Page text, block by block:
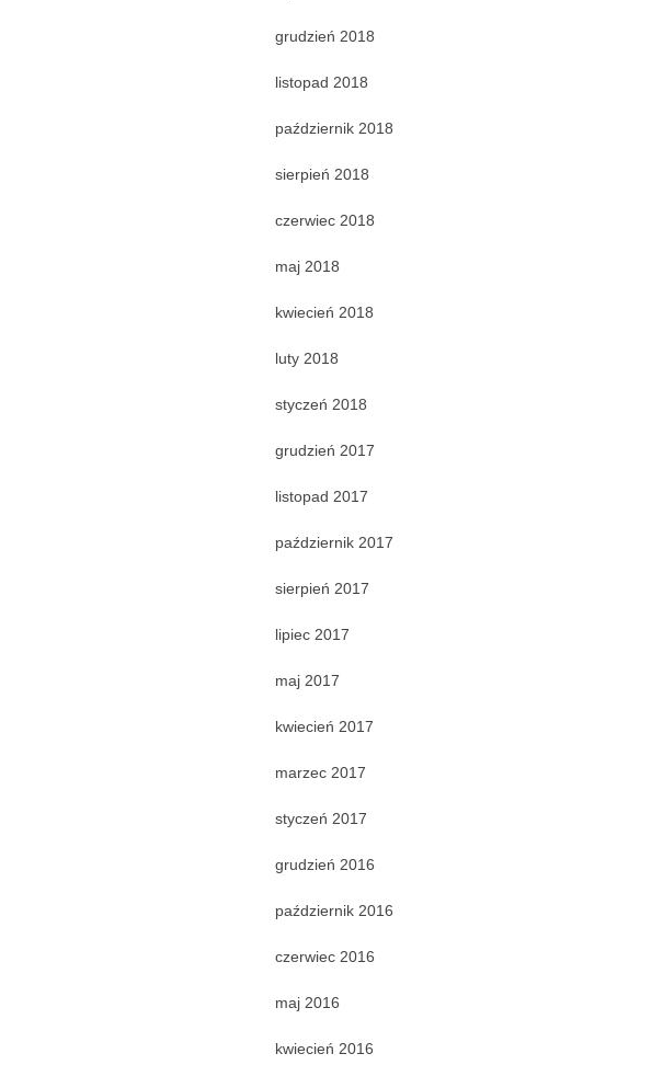
grudzień 2018
listopad 2018
październik 2018
sierpień 2018
czerwiec 2018
maj 2018
kwiecień 2018
luty 2018
styczeń 2018
grudzień 2017
listopad 2017
październik 2017
sierpień 2017
lipiec 2017
maj 2017
kwiecień 2017
marzec 2017
styczeń 2017
grudzień 2016
październik 2016
czerwiec 2016
maj 2016
kwiecień 2016